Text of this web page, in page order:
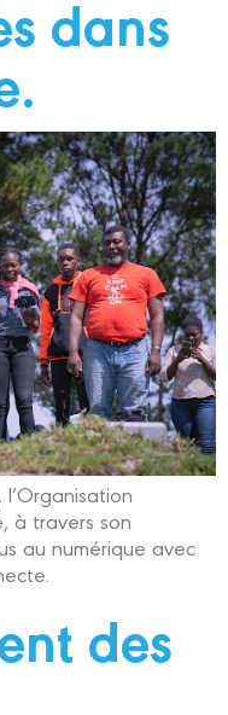
dans
à travers son
au numérique avec
des